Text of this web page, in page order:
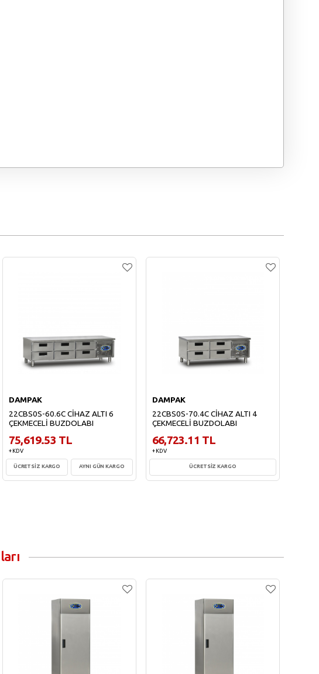
DAMPAK
22CBS0S-60.6C CİHAZ ALTI 6
ÇEKMECELİ BUZDOLABI
75,619.53 TL
+ KDV
ÜCRETSİZ KARGO AYNI GÜN KARGO
DAMPAK
22CBS0S-70.4C CİHAZ ALTI 4
ÇEKMECELİ BUZDOLABI
66,723.11 TL
+ KDV
ÜCRETSİZ KARGO